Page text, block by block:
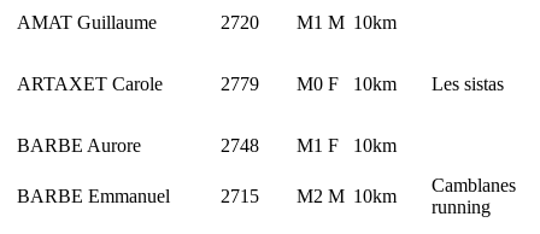
AMAT Guillaume 2720 M1 M 10km
ARTAXET Carole 2779 M0 F 10km Les sistas
BARBE Aurore 2748 M1 F 10km
BARBE Emmanuel 2715 M2 M 10km
Camblanes
running